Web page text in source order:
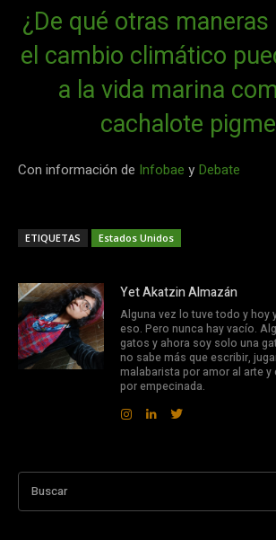
¿De qué otras
el cambio climático
a la vida marina
cachalote
Con información de Infobae y Debate
ETIQUETAS Estados Unidos
Yet Akatzin Almazán
Alguna vez lo tuve todo y hoy
eso. Pero nunca hay vacío.
gatos y ahora soy solo una
no sabe más que escribir,
malabarista por amor al arte
por empecinada.
Buscar